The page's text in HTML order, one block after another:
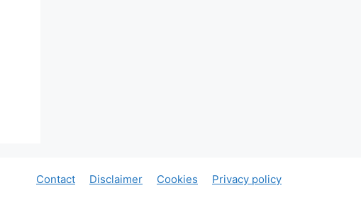
Contact Disclaimer Cookies Privacy policy